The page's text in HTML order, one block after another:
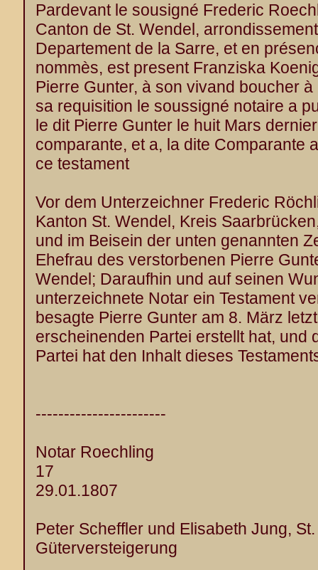
Pardevant le sousigné Frederic
Canton de St. Wendel,
Departement de la Sarre, et en
nommès, est present Franziska
Pierre Gunter, à son vivand boucher
sa requisition le soussigné notaire a
le dit Pierre Gunter le huit Mars
comparante, et a, la dite Comparante
ce testament
Vor dem Unterzeichner Frederic
Kanton St. Wendel, Kreis
und im Beisein der unten genannten
Ehefrau des verstorbenen Pierre
Wendel; Daraufhin und auf seinen
unterzeichnete Notar ein Testament
besagte Pierre Gunter am 8. März
erscheinenden Partei erstellt hat, und
Partei hat den Inhalt dieses
-----------------------
Notar Roechling
17
29.01.1807
Peter Scheffler und Elisabeth Jung,
Güterversteigerung